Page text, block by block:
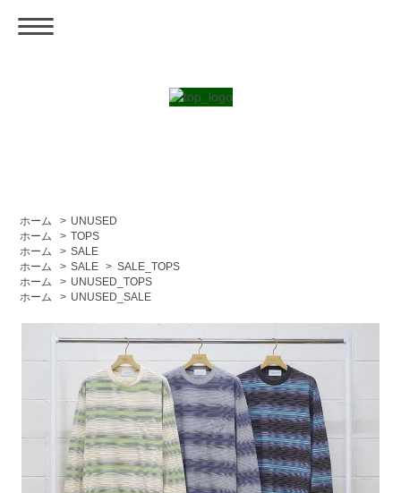
ホーム > UNUSED
ホーム
> TOPS
ホーム
> SALE
ホーム
> SALE > SALE_TOPS
ホーム
> UNUSED_TOPS
ホーム
> UNUSED_SALE